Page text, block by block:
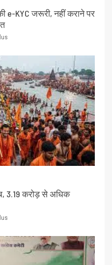
e-KYC जरूरी, नहीं कराने पर
3.19 करोड़ से अधिक